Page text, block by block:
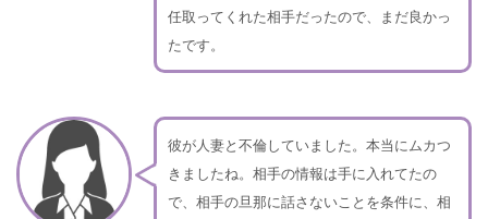
任取ってくれた相手だったので、まだ良かっ
たです。
彼が人妻と不倫していました。本当にムカつ
きましたね。相手の情報は手に入れてたの
で、相手の旦那に話さないことを条件に、相